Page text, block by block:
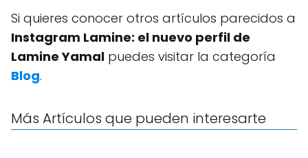
Si quieres conocer otros artículos parecidos a
Instagram Lamine: el nuevo perfil de
Lamine Yamal puedes visitar la categoría
Blog.
Más Artículos que pueden interesarte